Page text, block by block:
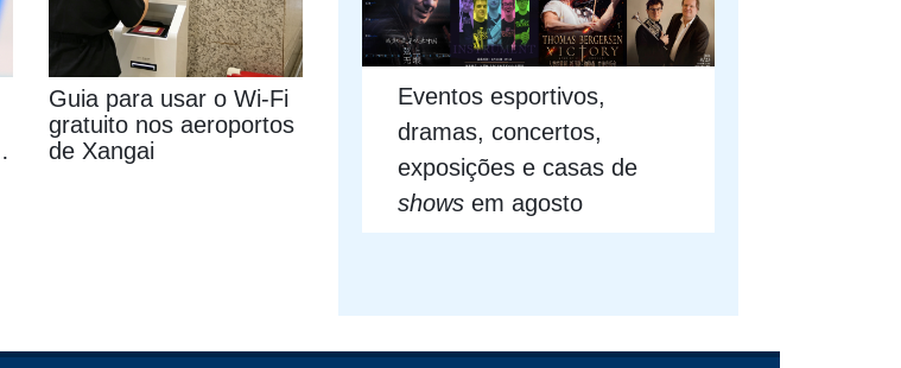
Guia para usar o Wi-Fi
gratuito nos aeroportos
de Xangai
Eventos esportivos,
dramas, concertos,
exposições e casas de
shows em agosto